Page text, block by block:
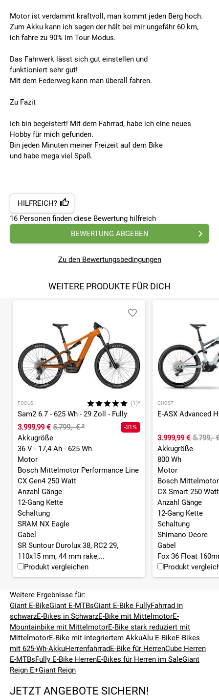
Motor ist verdammt kraftvoll, man kommt jeden Berg hoch.
Zum Akku kann ich sagen der hält bei mir ungefähr 60 km,
ich fahre zu 90% im Tour Modus.
Das Fahrwerk lässt sich gut einstellen und
funktioniert sehr gut!
Mit dem Federweg kann man überall fahren.
Zu Fazit
Ich bin begeistert! Mit dem Fahrrad, habe ich eine neues
Hobby für mich gefunden.
Bin jeden Minuten meiner Freizeit auf dem Bike
und habe mega viel Spaß.
HILFREICH?
16 Personen finden diese Bewertung hilfreich
BEWERTUNG ABGEBEN
Zu den Bewertungsbedingungen
WEITERE PRODUKTE FÜR DICH
FOCUS (1)*
Sam2 6.7 - 625 Wh - 29 Zoll - Fully
3.999,99 € 5.799,- €² -31%
Akkugröße
36 V - 17,4 Ah - 625 Wh
Motor
Bosch Mittelmotor Performance Line
CX Gen4 250 Watt
Anzahl Gänge
12-Gang Kette
Schaltung
SRAM NX Eagle
Gabel
SR Suntour Durolux 38, RC2 29,
110x15 mm, 44 mm rake,...
Produkt vergleichen
GHOST
3.999,99 € 5.799,-
Akkugröße
800 Wh
Motor
Bosch
CX Smart 250 Watt
Anzahl Gänge
12-Gang Kette
Schaltung
Shimano Deore
Gabel
Fox 36 Float
Produkt
Weitere Ergebnisse für:
Giant E-BikeGiant E-MTBsGiant E-Bike FullyFahrrad in
schwarzE-Bikes in SchwarzE-Bike mit MittelmotorE-
Mountainbike mit MittelmotorE-Bike stark reduziert mit
MittelmotorE-Bike mit integriertem AkkuAlu E-BikeE-Bikes
mit 625-Wh-AkkuHerrenfahrradE-Bike für HerrenCube Herren
E-MTBsFully E-Bike HerrenE-Bikes für Herren im SaleGiant
Reign E+Giant Reign
JETZT ANGEBOTE SICHERN!